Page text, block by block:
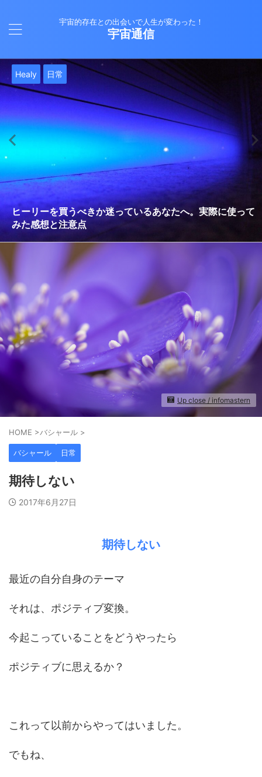
宇宙的存在との出会いで人生が変わった！
宇宙通信
日常 津留晃一
雨の日の恵み：心に降る静かな癒し
バシャール 津留晃一
就職は人生の終着駅じゃない！自分らしい道を見つける方
法
Healy 日常
ヒーリーを買うべきか迷っているあなたへ。実際に使って
みた感想と注意点
バシャール
エネルギーの法則 〜最近どハマりしていました〜
日常
現実を変える
日常
今、ここにいること
Healy 日常 津留晃一
もしかしてだけどHealy（量子波動調整器）のせいなの？
日常
iPad 第10世代買いました
Healy 日常
久し振りにHealy（ヒーリー）量子波動調整器について
日常
大谷さんの通訳、水原さんの解雇に思う
Up close / infomastern
HOME >バシャール >
バシャール 日常
期待しない
2017年6月27日
期待しない
最近の自分自身のテーマ
それは、ポジティブ変換。
今起こっていることをどうやったら
ポジティブに思えるか？
これって以前からやってはいました。
でもね、